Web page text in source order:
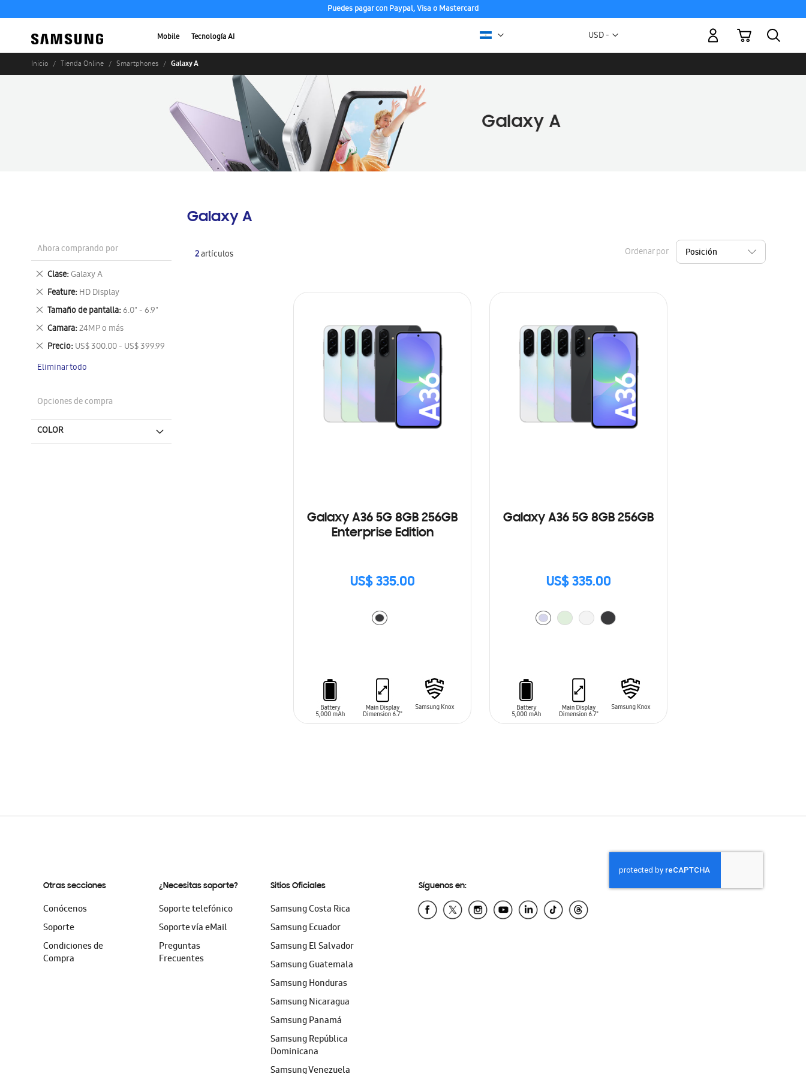
Puedes pagar con Paypal, Visa o Mastercard
Mobile Tecnología AI Moneda
USD -
Mi carrito
Inicio Tienda Online Smartphones Galaxy A
Galaxy A
2artículos Ordenar por
Galaxy A36 5G 8GB 256GB
Enterprise Edition
US$ 335.00
Galaxy A36 5G 8GB 256GB
US$ 335.00
Ahora comprando por
Clase Galaxy A
Eliminar
este
artículo
Feature HD Display
Eliminar
este
artículo
Tamaño de pantalla 6.0" - 6.9"
Eliminar
este
artículo
Camara 24MP o más
Eliminar
este
artículo
Precio US$ 300.00 - US$ 399.99
Eliminar
artículo
Eliminar todo
Opciones de compra
COLOR
Otras secciones
Conócenos
Soporte
Condiciones de
Compra
¿Necesitas soporte?
Soporte telefónico
Soporte vía eMail
Preguntas
Frecuentes
Sitios Oficiales
Samsung Costa Rica
Samsung Ecuador
Samsung El Salvador
Samsung Guatemala
Samsung Honduras
Samsung Nicaragua
Samsung Panamá
Samsung República
Dominicana
Samsung Venezuela
Síguenos en: